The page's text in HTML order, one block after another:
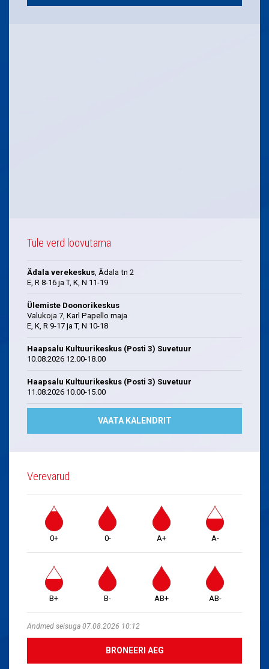
Tule verd loovutama
Ädala verekeskus, Ädala tn 2
E, R 8-16 ja T, K, N 11-19
Ülemiste Doonorikeskus
Valukoja 7, Karl Papello maja
E, K, R 9-17 ja T, N 10-18
Haapsalu Kultuurikeskus (Posti 3) Suvetuur
10.08.2026 12.00-18.00
Haapsalu Kultuurikeskus (Posti 3) Suvetuur
11.08.2026 10.00-15.00
VAATA KALENDRIT
Verevarud
0+ 0- A+ A-
B+ B- AB+ AB-
Andmed seisuga 07.08.2026 10:12
BRONEERI AEG